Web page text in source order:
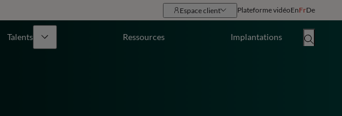
Espace client Plateforme vidéoEnFrDe
Talents Ressources Implantations